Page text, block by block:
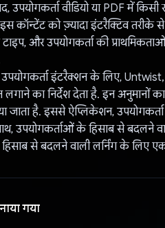
उपयोगकर्ता वीडियो या PDF में
कॉन्टेंट को ज़्यादा इंटरैक्टिव तरीके
और उपयोगकर्ता की
इंटरैक्शन के लिए, Untwist,
का निर्देश देता है. इन अनुमानों
जाता है. इससे ऐप्लिकेशन,
उपयोगकर्ताओं के हिसाब से बदलने
से बदलने वाली लर्निंग के लिए
गया